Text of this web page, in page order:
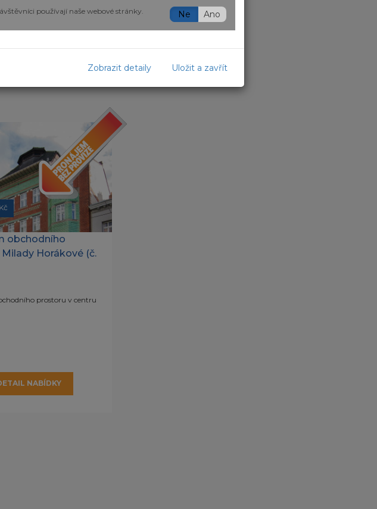
dalších nabídek zde:
obchodního
Horákové (č.
prostoru v centru
NABÍDKY
Ne Ano
používají naše webové stránky.
Zobrazit detaily Uložit a zavřít